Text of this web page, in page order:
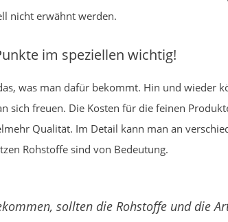
nicht erwähnt werden.
im speziellen wichtig!
was man dafür bekommt. Hin und wieder
sich freuen. Die Kosten für die feinen
Qualität. Im Detail kann man an
Rohstoffe sind von Bedeutung.
sollten die Rohstoffe und die